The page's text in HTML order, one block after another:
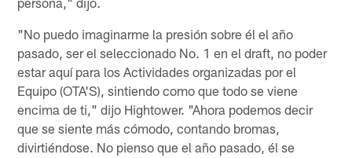
"No puedo imaginarme la presión sobre él el año
pasado, ser el seleccionado No. 1 en el draft, no poder
estar aquí para los Actividades organizadas por el
Equipo (OTA'S), sintiendo como que todo se viene
encima de ti," dijo Hightower. "Ahora podemos decir
que se siente más cómodo, contando bromas,
divirtiéndose. No pienso que el año pasado, él se